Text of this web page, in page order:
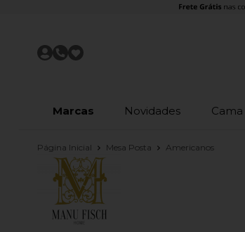
Marcas Novidades Cama
Página Inicial Mesa Posta Americanos